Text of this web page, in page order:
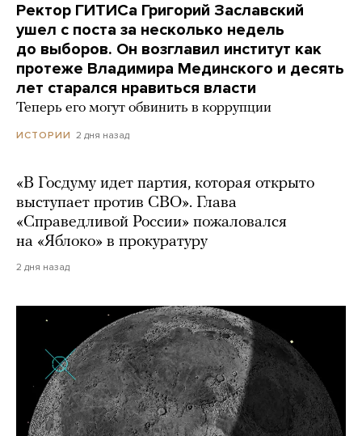
Ректор ГИТИСа Григорий Заславский
ушел с поста за несколько недель
до выборов. Он возглавил институт как
протеже Владимира Мединского и десять
лет старался нравиться власти
Теперь его могут обвинить в коррупции
ИСТОРИИ 2 дня назад
«В Госдуму идет партия, которая открыто
выступает против СВО». Глава
«Справедливой России» пожаловался
на «Яблоко» в прокуратуру
2 дня назад